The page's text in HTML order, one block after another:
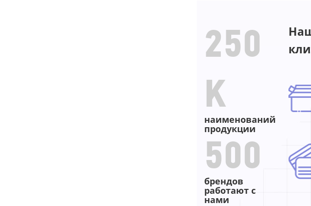
250
K
наименований
продукции
500
брендов
работают с
нами